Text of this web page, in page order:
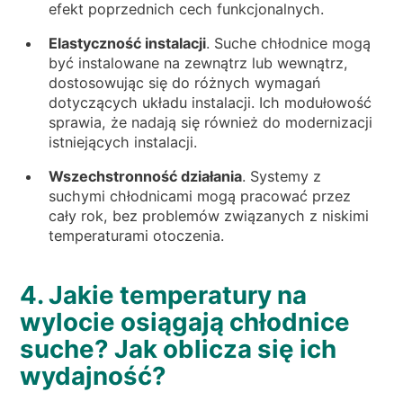
efekt poprzednich cech funkcjonalnych.
Elastyczność instalacji. Suche chłodnice mogą
być instalowane na zewnątrz lub wewnątrz,
dostosowując się do różnych wymagań
dotyczących układu instalacji. Ich modułowość
sprawia, że nadają się również do modernizacji
istniejących instalacji.
Wszechstronność działania. Systemy z
suchymi chłodnicami mogą pracować przez
cały rok, bez problemów związanych z niskimi
temperaturami otoczenia.
4. Jakie temperatury na
wylocie osiągają chłodnice
suche? Jak oblicza się ich
wydajność?